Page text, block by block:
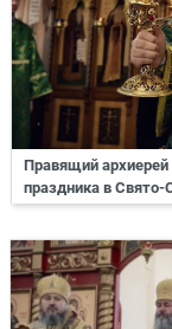
Правящий архиерей
праздника в